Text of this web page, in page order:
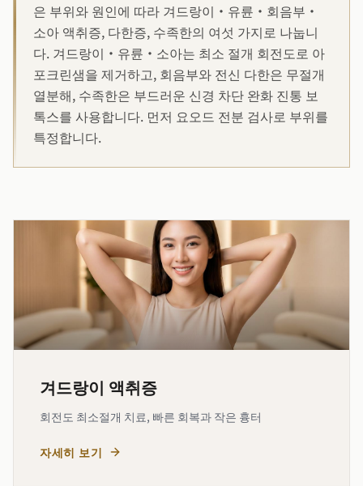
은 부위와 원인에 따라 겨드랑이·유륜·회음부·
소아 액취증, 다한증, 수족한의 여섯 가지로 나눕니
다. 겨드랑이·유륜·소아는 최소 절개 회전도로 아
포크린샘을 제거하고, 회음부와 전신 다한은 무절개
열분해, 수족한은 부드러운 신경 차단 완화 진통 보
톡스를 사용합니다. 먼저 요오드 전분 검사로 부위를
특정합니다.
겨드랑이 액취증
회전도 최소절개 치료, 빠른 회복과 작은 흉터
자세히 보기